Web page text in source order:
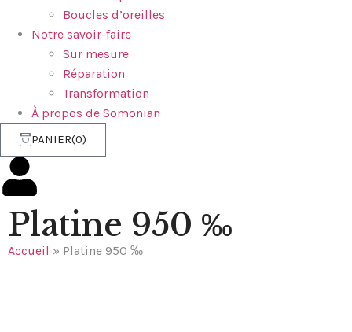
Boucles d’oreilles
Notre savoir-faire
Sur mesure
Réparation
Transformation
À propos de Somonian
0
PANIER
Platine 950 ‰
Accueil » Platine 950 ‰